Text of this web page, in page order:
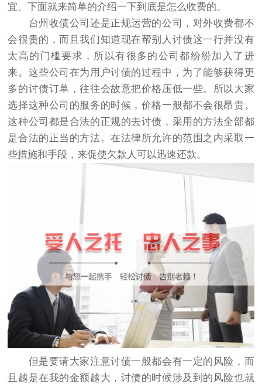
宜。下面就来简单的介绍一下到底是怎么收费的。
台州收债公司还是正规运营的公司，对外收费都不
会很贵的，而且我们知道现在帮别人讨债这一行并没有
太高的门槛要求，所以有很多的公司都纷纷加入了进
来。这些公司在为用户讨债的过程中，为了能够获得更
多的讨债订单，往往会故意把价格压低一些。所以大家
选择这种公司的服务的时候，价格一般都不会很昂贵。
这种公司都是合法的正规的去讨债，采用的方法全部都
是合法的正当的方法。在法律所允许的范围之内采取一
些措施和手段，来促使欠款人可以迅速还款。
但是要请大家注意讨债一般都会有一定的风险，而
且越是在我的金额越大，讨债的时候涉及到的风险也就